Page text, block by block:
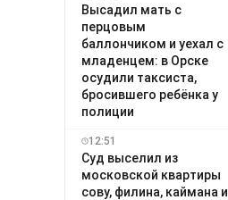
Высадил мать с
перцовым
баллончиком и уехал с
младенцем: в Орске
осудили таксиста,
бросившего ребёнка у
полиции
12:51
Суд выселил из
московской квартиры
сову, филина, каймана и